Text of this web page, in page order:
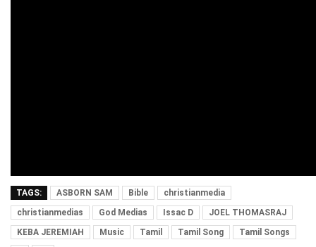
TAGS: ASBORN SAM Bible
christianmedia
christianmedias
God Medias Issac D
JOEL THOMASRAJ
KEBA JEREMIAH
Music Tamil Tamil Song Tamil Songs